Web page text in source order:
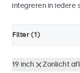
integreren in iedere
Filter (1)
19 inch Zonlicht